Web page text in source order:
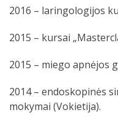
2016 – laringologijos
2015 – kursai
2015 – miego apnėjos
2014 – endoskopinės
mokymai (Vokietija).